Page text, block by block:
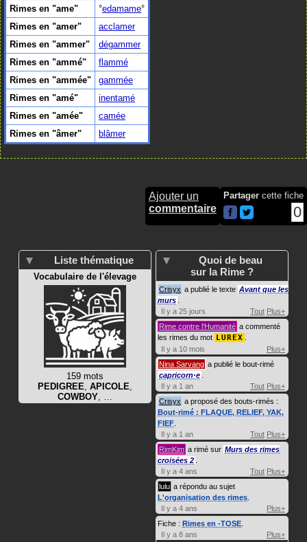
Rimes en "ame"
edamame
Rimes en "amer"
acclamer
Rimes en "ammer"
dégammer
Rimes en "ammé"
flammé
Rimes en "ammée"
gammée
Rimes en "amé"
inentamé
Rimes en "amée"
camée
Rimes en "âmer"
blâmer
Ajouter un
commentaire
Partager cette fiche
0
Liste thématique
Vocabulaire de l'élevage
159 mots
PEDIGREE, APICOLE,
COWBOY, …
Quoi de beau
sur la Rime ?
Crisyx a publié le texte Avant que les
murs .
Il y a 25 jours
Tout Plus+
Rime contre l'Humanité a commenté
les rimes du mot LUREX .
Il y a 10 mois
Plus+
Nina Sarvang a publié le bout-rimé
capricorn·e .
Il y a 1 an
Tout Plus+
Crisyx a proposé des bouts-rimés :
Bout-rimé : FLAQUE, RELIEF, YAK,
FIEF.
Il y a 1 an
Tout Plus+
RimKim a rimé sur Murs des rimes
croisées 2 .
Il y a 4 ans
Tout Plus+
lulu a répondu au sujet
L'organisation des rimes.
Il y a 4 ans
Plus+
Fiche : Rimes en -TOSE.
Il y a 8 ans
Plus+